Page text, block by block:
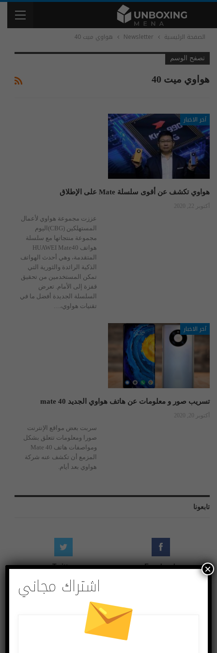
الصفحة الرئيسية Newsletter هواوي ميت 40
تصفح الوسم
هواوي ميت 40
آخر الاخبار
هواوي تكشف عن أقوى سلسلة Mate على الإطلاق
أكتوبر 22, 2020
عززت مجموعة هواوي لأعمال
المستهلكين (CBG)اليوم
مجموعة منتجاتها مع سلسلة
هواتف HUAWEI Mate40
المتقدمة، وهي أحدث الهواتف
الذكية الرائدة والثورية التي
تمكن المستخدمين من تحقيق
قفزة إلى الأمام. تعرض
السلسلة الجديدة أفضل ما في
تقنيات هواوي،…
آخر الاخبار
تسريب صور و معلومات عن هاتف هواوي الجديد mate 40
أكتوبر 20, 2020
سربت بعض مواقع الإنترنت
صورا ومعلومات تتعلق بشكل
ومواصفات هاتف Mate 40
المزمع أن تكشف عنه شركة
هواوي بعد أيام.
تابعونا
Facebook
Twitter
اشتراك مجاني
×